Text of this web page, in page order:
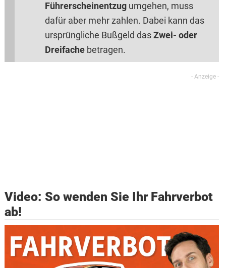
Führerscheinentzugumgehen, muss
dafür aber mehr zahlen. Dabei kann das
ursprüngliche Bußgeld dasZwei- oder
Dreifachebetragen.
Video: So wenden Sie Ihr Fahrverbot
ab!